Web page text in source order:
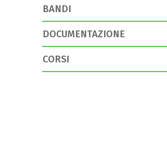
BANDI
DOCUMENTAZIONE
CORSI